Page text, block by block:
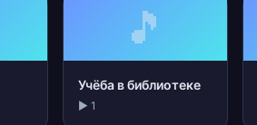
🎵
Учёба в библиотеке
▶ 1